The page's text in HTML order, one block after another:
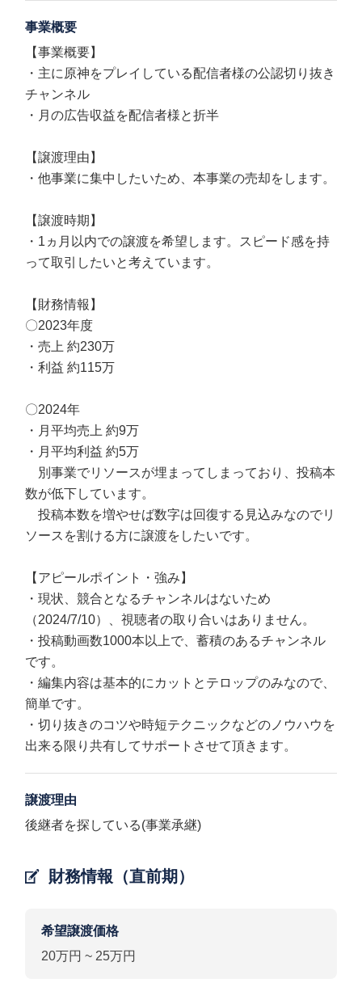
事業概要
【事業概要】
・主に原神をプレイしている配信者様の公認切り抜き
チャンネル
・月の広告収益を配信者様と折半
【譲渡理由】
・他事業に集中したいため、本事業の売却をします。
【譲渡時期】
・1ヵ月以内での譲渡を希望します。スピード感を持
って取引したいと考えています。
【財務情報】
〇2023年度
・売上 約230万
・利益 約115万
〇2024年
・月平均売上 約9万
・月平均利益 約5万
別事業でリソースが埋まってしまっており、投稿本
数が低下しています。
投稿本数を増やせば数字は回復する見込みなのでリ
ソースを割ける方に譲渡をしたいです。
【アピールポイント・強み】
・現状、競合となるチャンネルはないため
（2024/7/10）、視聴者の取り合いはありません。
・投稿動画数1000本以上で、蓄積のあるチャンネル
です。
・編集内容は基本的にカットとテロップのみなので、
簡単です。
・切り抜きのコツや時短テクニックなどのノウハウを
出来る限り共有してサポートさせて頂きます。
譲渡理由
後継者を探している(事業承継)
財務情報（直前期）
希望譲渡価格
20万円 ~ 25万円